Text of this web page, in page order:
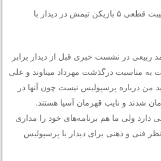
سرمربی مس رفسنجان از غیبت قطعی ۵ بازیکن تیمش در دیدار با
در نشست خبری قبل از دیدار برابر
مناسبت درگذشت مهرداد میناوند و علی
من درباره پرسپولیس نیست چون آنها در
شدند و نایب قهرمان آسیا هستند.
ولی ما هم برنامه‌های خود را مداری
فنی و ذهنی برای دیدار با پرسپولیس